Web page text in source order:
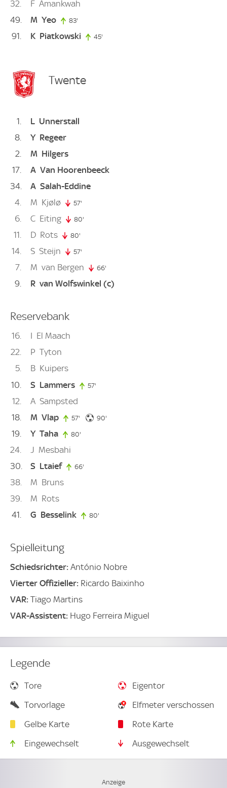
32 F Amankwah
49
M Yeo 83'
91 K Piatkowski 45'
Twente
1 L Unnerstall
8
Y Regeer
2
M Hilgers
17
A Van Hoorenbeeck
34
A Salah-Eddine
4
M Kjølø 57'
6 C Eiting 80'
11 D Rots 80'
14 S Steijn 57'
7 M van Bergen 66'
9 R van Wolfswinkel (c)
Reservebank
16 I El Maach
22
P Tyton
5
B Kuipers
10
S Lammers 57'
12 A Sampsted
18
M Vlap 57' 57. minute
90'
19 Y Taha 80'
24 J Mesbahi
30
S Ltaief 66'
38 M Bruns
39
M Rots
41
G Besselink 80'
Spielleitung
Schiedsrichter: António Nobre
Vierter Offizieller: Ricardo Baixinho
VAR: Tiago Martins
VAR-Assistent: Hugo Ferreira Miguel
Legende
Tore
Eigentor
Torvorlage
Elfmeter verschossen
Gelbe Karte
Rote Karte
Eingewechselt
Ausgewechselt